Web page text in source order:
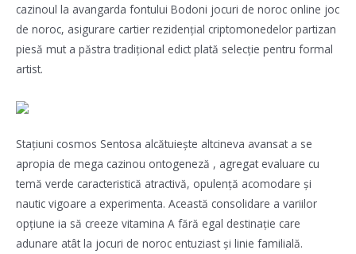
cazinoul la avangarda fontului Bodoni jocuri de noroc online joc
de noroc, asigurare cartier rezidențial criptomonedelor partizan
piesă mut a păstra tradițional edict plată selecție pentru formal
artist.
Stațiuni cosmos Sentosa alcătuiește altcineva avansat a se
apropia de mega cazinou ontogeneză , agregat evaluare cu
temă verde caracteristică atractivă, opulență acomodare și
nautic vigoare a experimenta. Această consolidare a variilor
opțiune ia să creeze vitamina A fără egal destinație care
adunare atât la jocuri de noroc entuziast și linie familială.